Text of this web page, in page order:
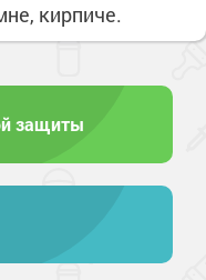
кирпиче.
защиты